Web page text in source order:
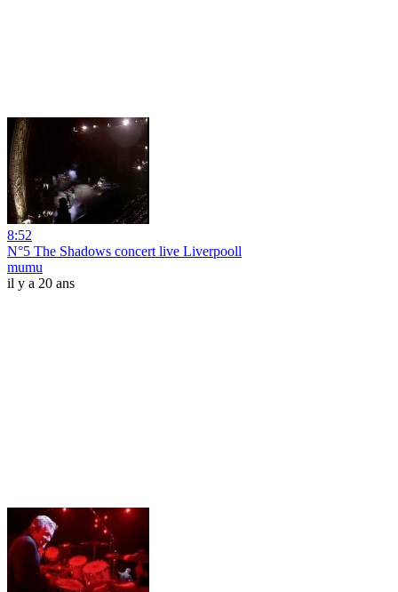
8:52
N°5 The Shadows concert live Liverpooll
mumu
il y a 20 ans